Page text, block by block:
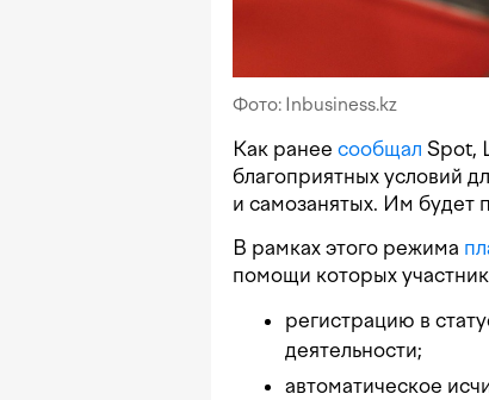
Фото: Inbusiness.kz
Как ранее сообщал Spot,
благоприятных условий
и самозанятых. Им будет
В рамках этого режима
помощи которых
регистрацию в
деятельности;
автоматическое